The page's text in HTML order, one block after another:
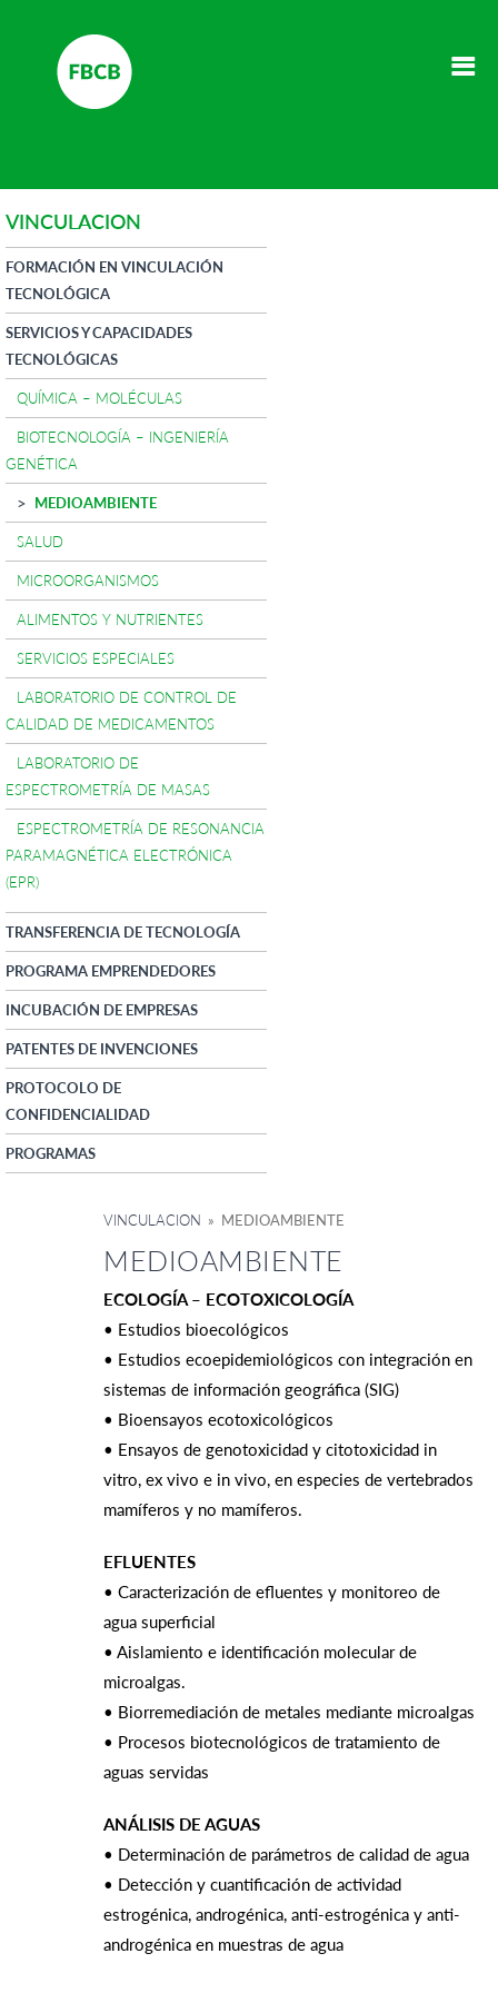
VINCULACION
FORMACIÓN EN VINCULACIÓN
TECNOLÓGICA
SERVICIOS Y CAPACIDADES
TECNOLÓGICAS
QUÍMICA – MOLÉCULAS
BIOTECNOLOGÍA – INGENIERÍA
GENÉTICA
MEDIOAMBIENTE
SALUD
MICROORGANISMOS
ALIMENTOS Y NUTRIENTES
SERVICIOS ESPECIALES
LABORATORIO DE CONTROL DE
CALIDAD DE MEDICAMENTOS
LABORATORIO DE
ESPECTROMETRÍA DE MASAS
ESPECTROMETRÍA DE RESONANCIA
PARAMAGNÉTICA ELECTRÓNICA
(EPR)
TRANSFERENCIA DE TECNOLOGÍA
PROGRAMA EMPRENDEDORES
INCUBACIÓN DE EMPRESAS
PATENTES DE INVENCIONES
PROTOCOLO DE
CONFIDENCIALIDAD
PROGRAMAS
VINCULACION » MEDIOAMBIENTE
MEDIOAMBIENTE
ECOLOGÍA – ECOTOXICOLOGÍA
• Estudios bioecológicos
• Estudios ecoepidemiológicos con integración en
sistemas de información geográfica (SIG)
• Bioensayos ecotoxicológicos
• Ensayos de genotoxicidad y citotoxicidad in
vitro, ex vivo e in vivo, en especies de vertebrados
mamíferos y no mamíferos.
EFLUENTES
• Caracterización de efluentes y monitoreo de
agua superficial
• Aislamiento e identificación molecular de
microalgas.
• Biorremediación de metales mediante microalgas
• Procesos biotecnológicos de tratamiento de
aguas servidas
ANÁLISIS DE AGUAS
• Determinación de parámetros de calidad de agua
• Detección y cuantificación de actividad
estrogénica, androgénica, anti-estrogénica y anti-
androgénica en muestras de agua